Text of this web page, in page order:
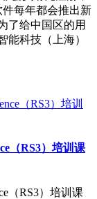
件每年都会推出新
了给中国区的用
能科技（上海）
（RS3）培训课
（RS3）培训课